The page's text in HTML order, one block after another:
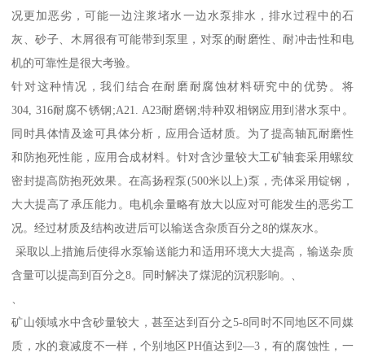
况更加恶劣，可能一边注浆堵水一边水泵排水，排水过程中的石
灰、砂子、木屑很有可能带到泵里，对泵的耐磨性、耐冲击性和电
机的可靠性是很大考验。
针对这种情况，我们结合在耐磨耐腐蚀材料研究中的优势。将
304, 316耐腐不锈钢;A21. A23耐磨钢;特种双相钢应用到潜水泵中。
同时具体情及途可具体分析，应用合适材质。为了提高轴瓦耐磨性
和防抱死性能，应用合成材料。针对含沙量较大工矿轴套采用螺纹
密封提高防抱死效果。在高扬程泵(500米以上)泵，壳体采用锭钢，
大大提高了承压能力。电机余量略有放大以应对可能发生的恶劣工
况。经过材质及结构改进后可以输送含杂质百分之8的煤灰水。
采取以上措施后使得水泵输送能力和适用环境大大提高，输送杂质
含量可以提高到百分之8。同时解决了煤泥的沉积影响。、
矿山领域水中含砂量较大，甚至达到百分之5-8同时不同地区不同媒
质，水的衰减度不一样，个别地区PH值达到2—3，有的腐蚀性，一